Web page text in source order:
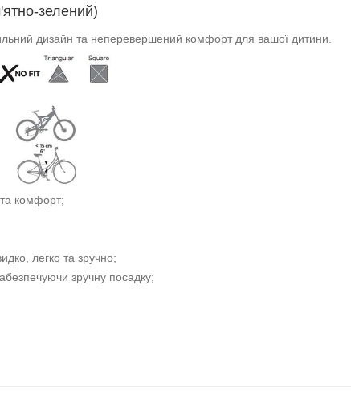
зелений)
дизайн та неперевершений комфорт для вашої дитини.
та комфорт;
легко та зручно;
зручну посадку;